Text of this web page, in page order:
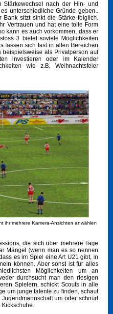
nach der Hin- und
unterschiedliche Gründe geben..
sitzt sinkt die Stärke folglich.
Vertrauen und hat eine tolle Form
kann es auch vorkommen, dass er
3 bietet soviele Möglichkeiten
lassen sich fast in allen Bereichen
beispielsweise als Privatperson auf
investieren oder im Kalender
wie z.B. Weihnachtsfeier
ihr mehrere Kamera-Ansichten anwählen
die sich über mehrere Tage
Mängel (wenn man es so nennen
es im Spiel eine Art U21 gibt, in
können. Aber sonst ist für alles
Möglichkeiten um an
durchsucht man den riesigen
Spielern, schickt Scouts in alle
um junge talente zu finden, schaut
um oder schnürt
Kickschuhe.